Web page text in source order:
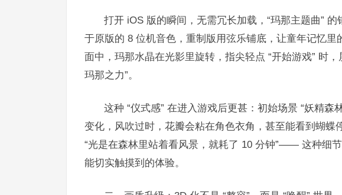
打开 iOS 版的瞬间，无需冗长加载，“玛那主题曲”
于原版的 8 位机音色，重制版用弦乐铺底，让童年记忆
面中，玛那水晶在光影里旋转，指尖轻点 “开始游戏” 时
玛那之力”。​
这种 “仪式感” 在进入游戏后更甚：初始场景 “妖精森
变化，风吹过时，花瓣会粘在角色衣角，甚至能看到蝴蝶
“光是在森林里站着看风景，就耗了 10 分钟”—— 这种细
能切实触摸到的体验。​